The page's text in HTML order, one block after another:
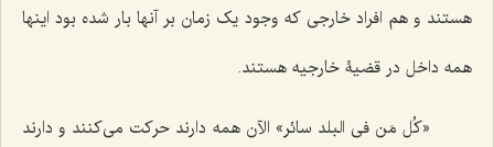
هستند و هم افراد خارجی که وجود یک زمان بر آنها بار شده بود اینها
همه داخل در قضیۀ خارجیه هستند.
«کُل مَن فی البلد سائر» الآن همه دارند حرکت می‌کنند و دارند